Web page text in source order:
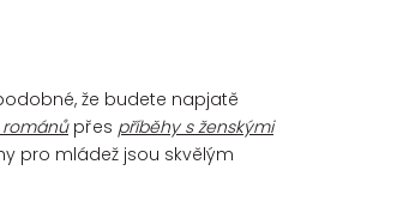
že budete napjatě
přes příběhy s ženskými
pro mládež jsou skvělým